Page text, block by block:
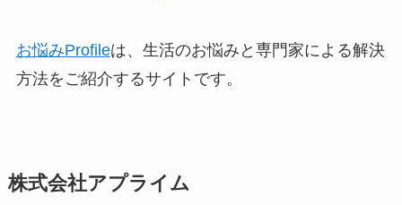
お悩みProfileは、生活のお悩みと専門家による解決
方法をご紹介するサイトです。
株式会社アプライム